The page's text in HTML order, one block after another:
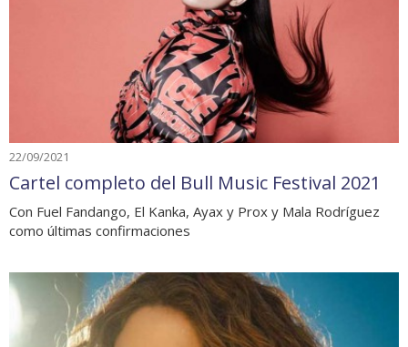
22/09/2021
Cartel completo del Bull Music Festival 2021
Con Fuel Fandango, El Kanka, Ayax y Prox y Mala Rodríguez
como últimas confirmaciones